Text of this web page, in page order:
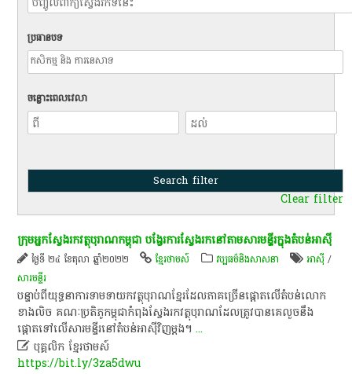
ប្រធានបទ
ចន្លោះពេលវេលា
Clear filter
ក្រុម​អ្នក​ស្វែងរក​វត្ថុ​បុរាណ​កម្ពុជា​ បង្វែរ​ការ​ស្វែងរក​នៅ​តាម​សារមន្ទីរ​ក្នុង​តំបន់​អាស៊ី​
ថ្ងៃទី ២៤ ខែតុលា ឆ្នាំ២០២២ ខ្មែរថាមស៍ វប្បធម៌និងសាសនា អាស៊ី /
សារមន្ទីរ
បន្ទាប់​ពី​យុទ្ធនាការ​ទាម​ទាយក​វត្ថុ​បុរាណ​ខ្មែរ​ដែល​ភាគច្រើន​ផ្តោត​លើ​តំបន់​លោក​
ខាងលិច​ គណៈប្រតិភូ​កម្ពុជា​កំពុង​ស្វែងរក​វត្ថុ​បុរាណ​ដែល​ត្រូវ​បាន​គេ​លួច​នឹង​
ផ្តោត​ទៅ​លើ​សារមន្ទីរ​នៅ​តំបន់​អាស៊ី​វិញ​ម្តង​។​...
 បុគ្គលិក​ ខ្មែរ​ថា​ម​ស៍​
https://bit.ly/3za5dwu